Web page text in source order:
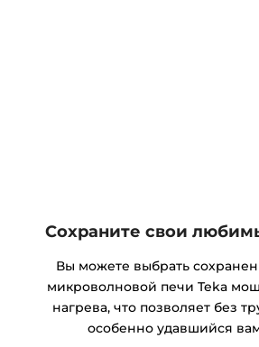
Сохраните свои
Вы можете выбрать
микроволновой печи Teka
нагрева, что позволяет без
особенно удавшийся